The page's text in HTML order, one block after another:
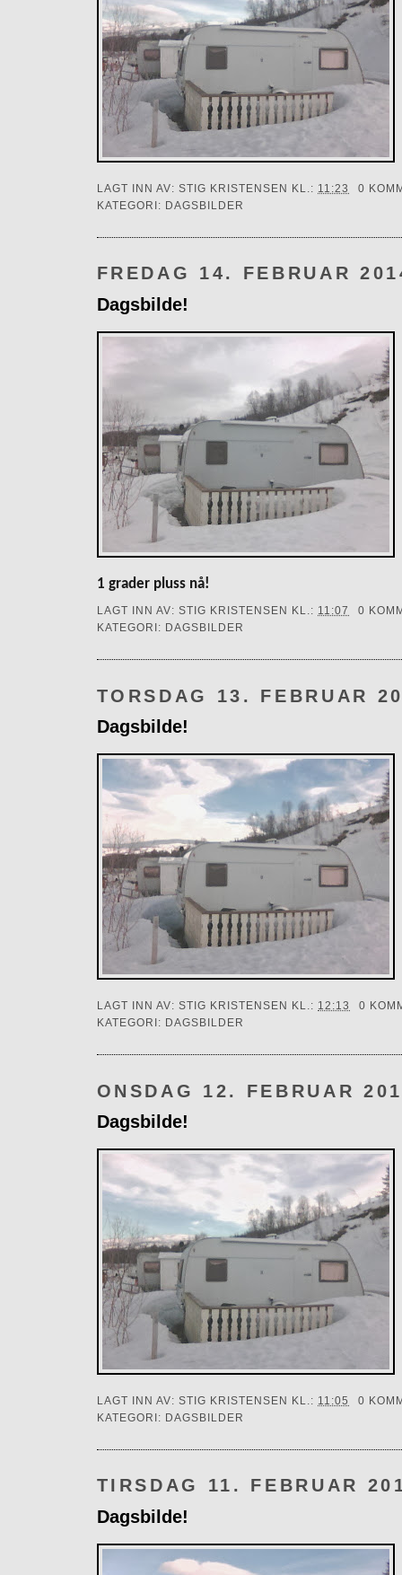
LAGT INN AV: STIG KRISTENSEN KL.: 11:23
0
KATEGORI: DAGSBILDER
FREDAG 14. FEBRUAR
Dagsbilde!
1 grader pluss nå!
LAGT INN AV: STIG KRISTENSEN KL.: 11:07
0
KATEGORI: DAGSBILDER
TORSDAG 13. FEBRUAR
Dagsbilde!
LAGT INN AV: STIG KRISTENSEN KL.: 12:13
0
KATEGORI: DAGSBILDER
ONSDAG 12. FEBRUAR
Dagsbilde!
LAGT INN AV: STIG KRISTENSEN KL.: 11:05
0
KATEGORI: DAGSBILDER
TIRSDAG 11. FEBRUAR
Dagsbilde!